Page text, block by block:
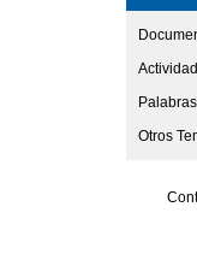
Otros